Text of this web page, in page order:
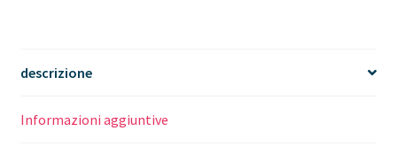
descrizione
Informazioni aggiuntive